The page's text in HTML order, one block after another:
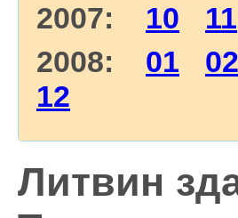
2007: 10 11
2008: 01 02
12
Литвин